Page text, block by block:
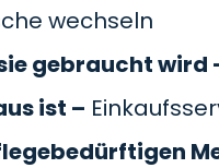
wechseln
gebraucht wird
ist –